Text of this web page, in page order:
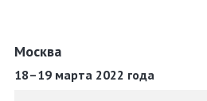
Москва
18–19 марта 2022 года